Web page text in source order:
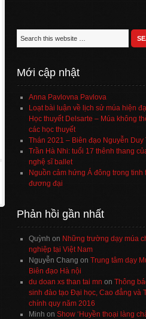
Mới cập nhật
Anna Pavlovna Pavlova
Loạt bài luận về lịch sử múa hiện
Học thuyết Delsarte – Múa không
các học thuyết
Thán 2021 – Biên đạo Nguyễn Duy
Trần Hà Nhi: tuổi 17 thênh thang
nghệ sĩ ballet
Nguồn cảm hứng Á đông trong tinh
đương đại
Phản hồi gần nhất
Quỳnh on Những trường dạy múa
nghiệp tại Việt Nam
Nguyễn Chang on Trung tâm dạy
Biên đạo Hà nội
du doan xs than tai mn on Thông
sinh đào tạo Đại học, Cao đẳng và
chính quy năm 2016
Minh on Show ‘Huyền thoại làng